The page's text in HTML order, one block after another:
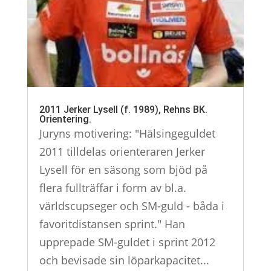
2011 Jerker Lysell (f. 1989), Rehns BK.
Orientering.
Juryns motivering: "Hälsingeguldet
2011 tilldelas orienteraren Jerker
Lysell för en säsong som bjöd på
flera fullträffar i form av bl.a.
världscupseger och SM-guld - båda i
favoritdistansen sprint." Han
upprepade SM-guldet i sprint 2012
och bevisade sin löparkapacitet...